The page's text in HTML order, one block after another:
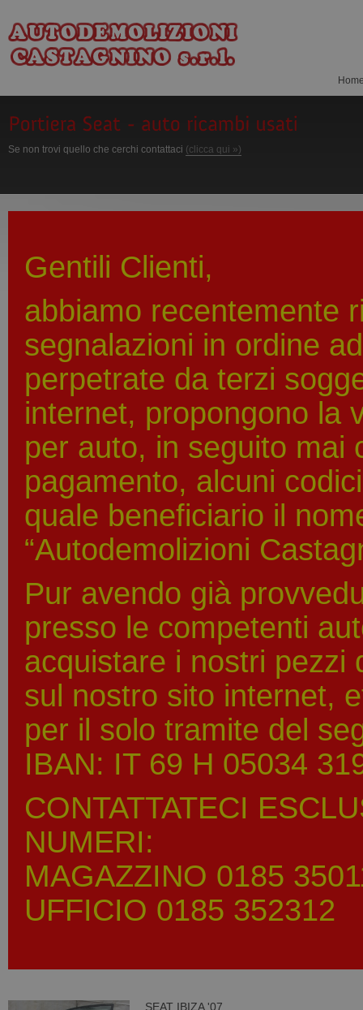
Se non trovi quello che cerchi contattaci (clicca qui »)
Gentili Clienti,
abbiamo recentemente
segnalazioni in ordine
perpetrate da terzi
internet, propongono la
per auto, in seguito mai
pagamento, alcuni
quale beneficiario il
“Autodemolizioni
Pur avendo già
presso le competenti
acquistare i nostri pezzi
sul nostro sito internet,
per il solo tramite del
IBAN: IT 69 H 05034
CONTATTATECI
NUMERI:
MAGAZZINO 0185
UFFICIO 0185 352312
SEAT IBIZA '07